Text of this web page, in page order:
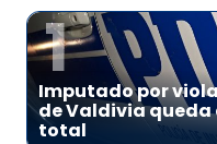
1
Imputado por
de Valdivia
total